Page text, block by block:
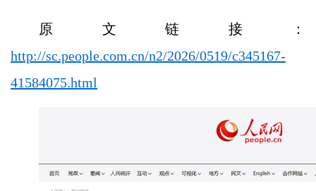
原文链接：
http://sc.people.com.cn/n2/2026/0519/c345167-
41584075.html